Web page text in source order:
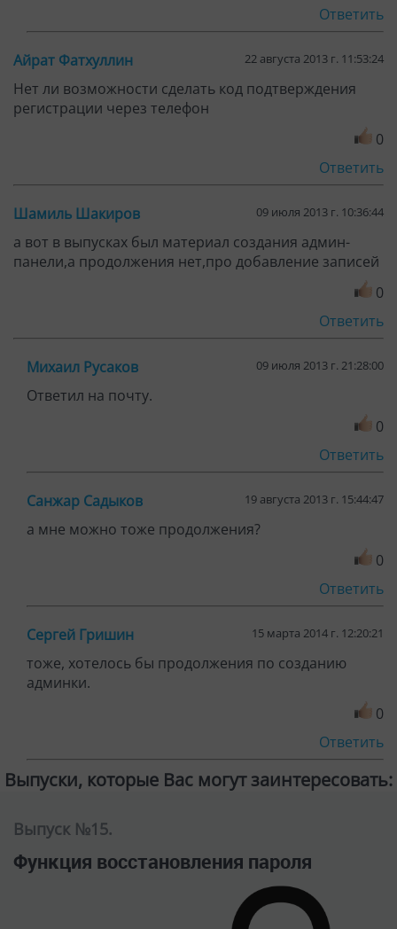
Ответить
Айрат Фатхуллин 22 августа 2013 г. 11:53:24
Нет ли возможности сделать код подтверждения
регистрации через телефон
0
Ответить
Шамиль Шакиров 09 июля 2013 г. 10:36:44
а вот в выпусках был материал создания админ-
панели,а продолжения нет,про добавление записей
0
Ответить
Михаил Русаков 09 июля 2013 г. 21:28:00
Ответил на почту.
0
Ответить
Санжар Садыков 19 августа 2013 г. 15:44:47
а мне можно тоже продолжения?
0
Ответить
Сергей Гришин 15 марта 2014 г. 12:20:21
тоже, хотелось бы продолжения по созданию
админки.
0
Ответить
Выпуски, которые Вас могут заинтересовать:
Выпуск №15.
Функция восстановления пароля